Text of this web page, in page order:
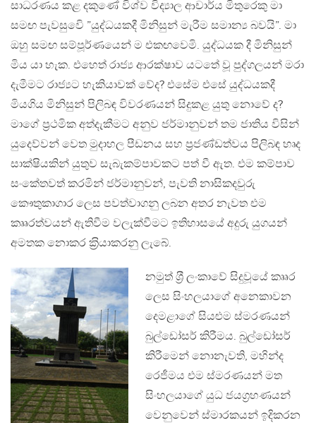
සාධරණය කළ දකුණේ විශ්ව විද්‍යාල ආචාර්ය මිතුරෙකු මා
සමඟ පැවසුවෙි ”යුද්ධයකදී මිනිසුන් මැරීම සමාන්‍ය බවයි”. මා
ඔහු සමඟ සම්පූර්ණයෙන් ම එකඟවෙමි. යුද්ධයක දී මිනිසුන්
මිය යා හැක. එහෙත් රාජ්‍ය ආරක්ෂාව යටතේ වූ පුද්ගලයන් මරා
දැමීමට රාජ්‍යට හැකියාවක් වේද? එසේම එසේ යුද්ධයකදී
මියගිය මිනිසුන් පිලිබඳ විවරණයන් සිදුකළ යුතු නොවේ ද?
මාගේ ප‍්‍රථමික අත්දැකීමට අනුව ජර්මානුවන් තම ජාතිය විසින්
යුදෙව්වන් වෙත මුදාහල පීඩනය සහ ප‍්‍රජණ්ඩත්වය පිලිබඳ හෘද
සාක්ෂියකින් යුතුව සැබැකම්පාවකට පත් වී ඇත. එම කම්පාව
සංකේතවත් කරමින් ජර්මානුවන්, පැවති නාසිකදවුරු
කෞතුකාගාර ලෙස පවත්වාගනු ලබන අතර නැවත එම
කෲරත්වයන් ඇතිවීම වලැක්වීමට ඉතිහාසයේ අදුරු යුගයන්
අමතක නොකර ක‍්‍රියාකරනු ලැබේ.
නමුත් ශ‍්‍රී ලංකාවේ සිදුවූයේ කෲර
ලෙස සිංහලයාගේ අනෙකාවන
දෙමළාගේ සියළුම ස්මරණයන්
බුල්ඩෝසර් කිරීමය. බුල්ඩෝසර්
කිරීමෙන් නොනැවති, මහින්ද
රෙජීමය එම ස්මරණයන් මත
සිංහලයාගේ යුධ ජයග‍්‍රහණයන්
වෙනුවෙන් ස්මාරකයන් ඉදිකරන